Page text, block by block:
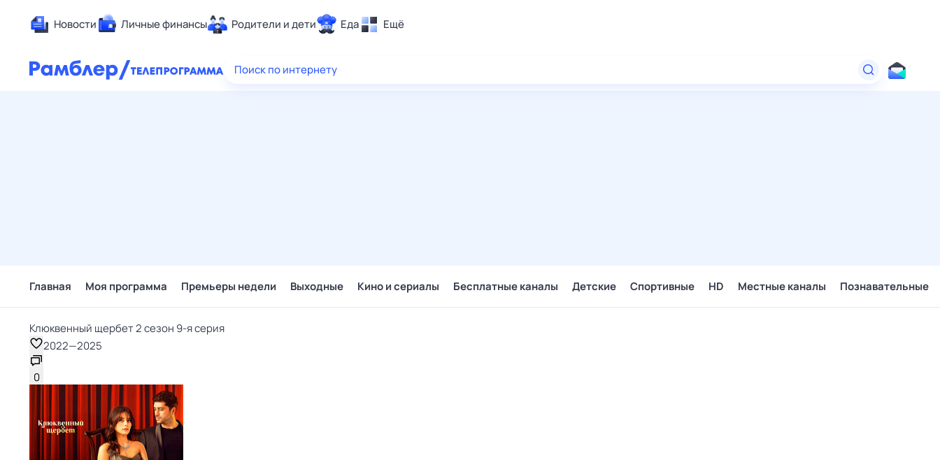
Новости Личные финансы Родители и дети Еда Ещё
Здоровье
Поиск по интернету
Главная Моя программа Премьеры недели Выходные Кино и сериалы Бесплатные каналы Детские Спортивные HD Местные каналы Познавательные
Клюквенный щербет 2 сезон 9-я серия
2022—2025
0